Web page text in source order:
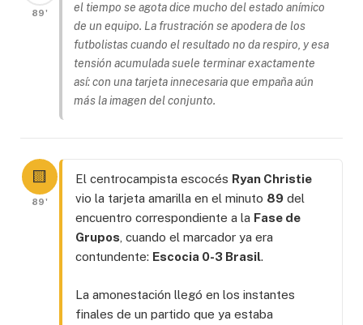
89'
el tiempo se agota dice mucho del estado anímico
de un equipo. La frustración se apodera de los
futbolistas cuando el resultado no da respiro, y esa
tensión acumulada suele terminar exactamente
así: con una tarjeta innecesaria que empaña aún
más la imagen del conjunto.
🟨
89'
El centrocampista escocés Ryan Christie
vio la tarjeta amarilla en el minuto 89 del
encuentro correspondiente a la Fase de
Grupos , cuando el marcador ya era
contundente: Escocia 0-3 Brasil.
La amonestación llegó en los instantes
finales de un partido que ya estaba